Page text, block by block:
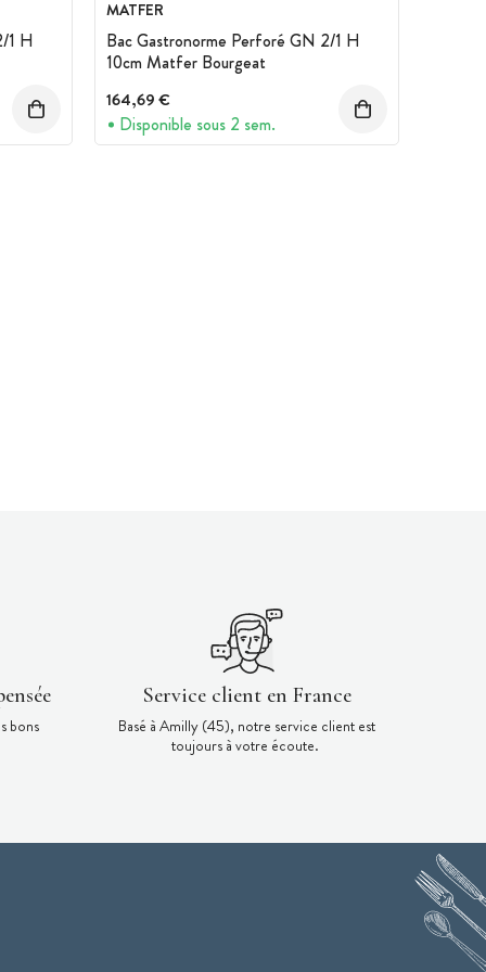
1 H
MATFER
Bac Gastronorme Perforé GN 2/1 H
10cm Matfer Bourgeat
164,69 €
Disponible sous 2 sem.
bons
Service client en France
Basé à Amilly (45), notre service client est
toujours à votre écoute.